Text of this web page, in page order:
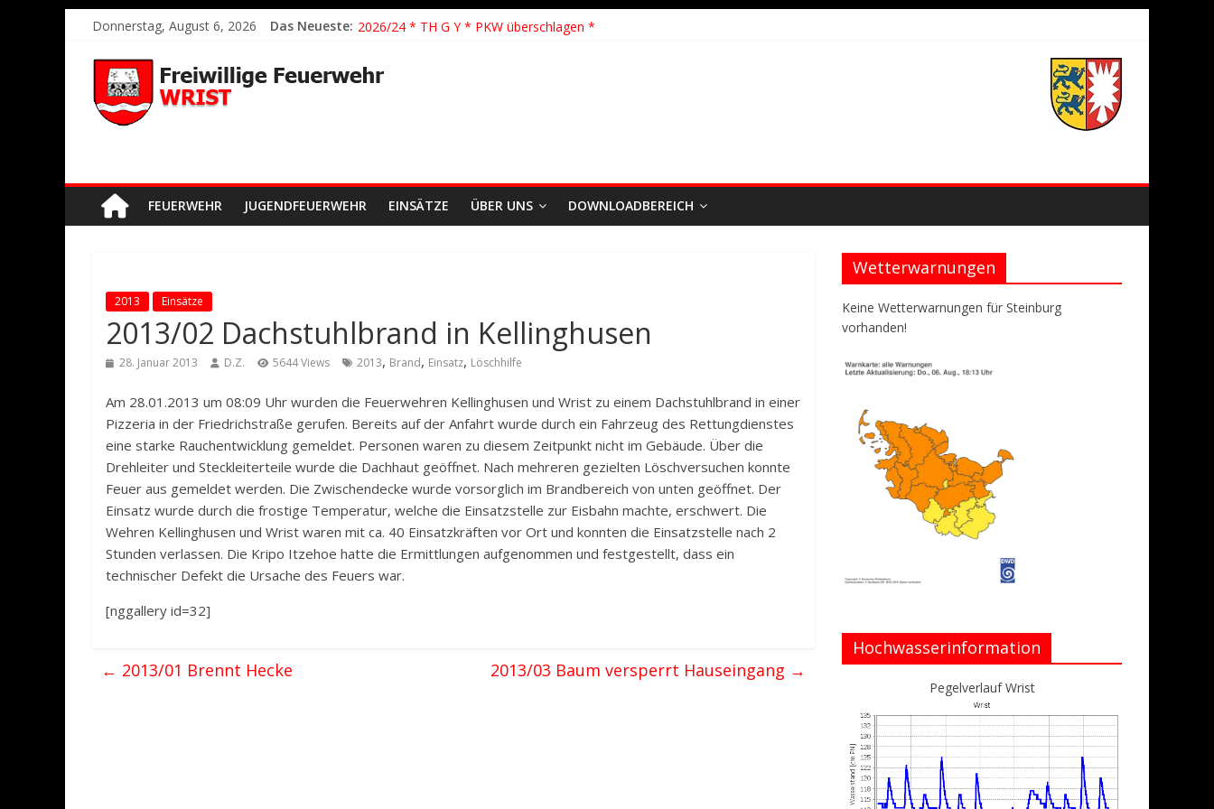
Donnerstag, August 6, 2026 Das Neueste: 2026/21 Löschhilfe * FEU WALD * Feuer/Rauchentwicklung * Föhrden-Barl *
2026/23 TH K Y * Person in festsitzendem Aufzug *
2026/22 TH Y * VU * 1 Person klemmt * Hingstheide
FEUERWEHR JUGENDFEUERWEHR EINSÄTZE ÜBER UNS DOWNLOADBEREICH
2013 Einsätze
2013/02 Dachstuhlbrand in Kellinghusen
28. Januar 2013 D.Z. 5644 Views 2013, Brand, Einsatz, Löschhilfe
Am 28.01.2013 um 08:09 Uhr wurden die Feuerwehren Kellinghusen und Wrist zu einem Dachstuhlbrand in einer
Pizzeria in der Friedrichstraße gerufen. Bereits auf der Anfahrt wurde durch ein Fahrzeug des Rettungdienstes
eine starke Rauchentwicklung gemeldet. Personen waren zu diesem Zeitpunkt nicht im Gebäude. Über die
Drehleiter und Steckleiterteile wurde die Dachhaut geöffnet. Nach mehreren gezielten Löschversuchen konnte
Feuer aus gemeldet werden. Die Zwischendecke wurde vorsorglich im Brandbereich von unten geöffnet. Der
Einsatz wurde durch die frostige Temperatur, welche die Einsatzstelle zur Eisbahn machte, erschwert. Die
Wehren Kellinghusen und Wrist waren mit ca. 40 Einsatzkräften vor Ort und konnten die Einsatzstelle nach 2
Stunden verlassen. Die Kripo Itzehoe hatte die Ermittlungen aufgenommen und festgestellt, dass ein
technischer Defekt die Ursache des Feuers war.
[nggallery id=32]
← 2013/01 Brennt Hecke 2013/03 Baum versperrt Hauseingang →
Wetterwarnungen
Keine Wetterwarnungen für Steinburg
vorhanden!
Hochwasserinformation
Pegelverlauf Wrist